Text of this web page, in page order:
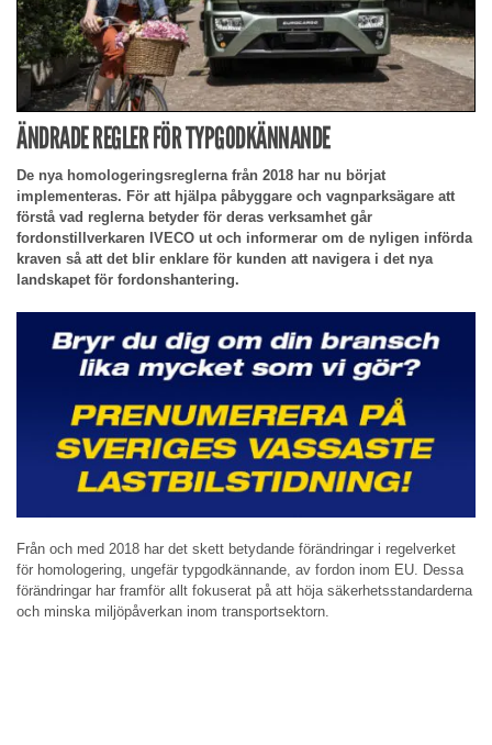
ÄNDRADE REGLER FÖR TYPGODKÄNNANDE
De nya homologeringsreglerna från 2018 har nu börjat
implementeras. För att hjälpa påbyggare och vagnparksägare att
förstå vad reglerna betyder för deras verksamhet går
fordonstillverkaren IVECO ut och informerar om de nyligen införda
kraven så att det blir enklare för kunden att navigera i det nya
landskapet för fordonshantering.
Från och med 2018 har det skett betydande förändringar i regelverket
för homologering, ungefär typgodkännande, av fordon inom EU. Dessa
förändringar har framför allt fokuserat på att höja säkerhetsstandarderna
och minska miljöpåverkan inom transportsektorn.